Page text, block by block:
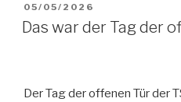
VERÖFFENTLICHT
AM
05/05/2026
Das war der Tag der
Der Tag der offenen Tür der